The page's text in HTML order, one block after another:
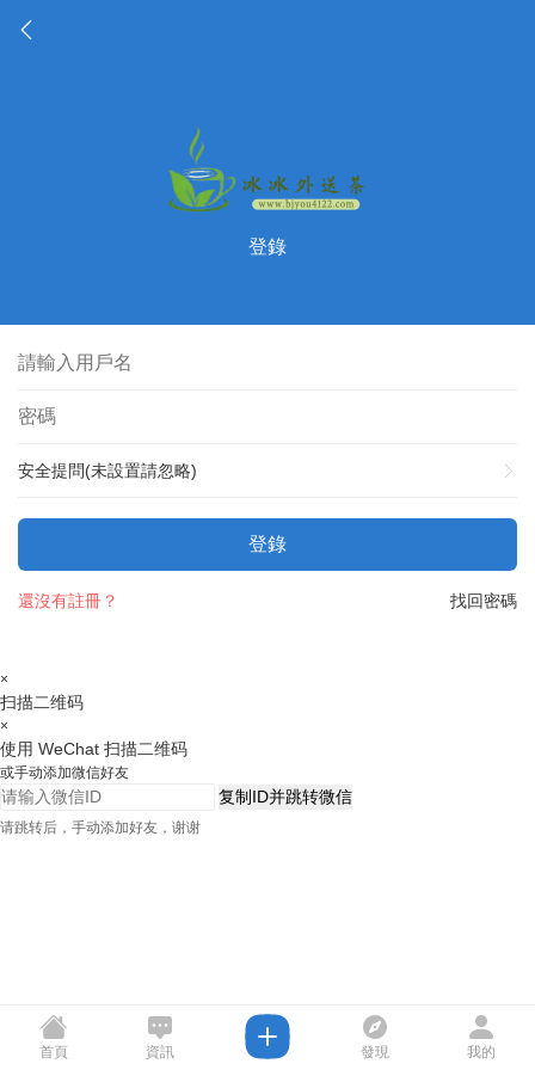
登錄
安全提問(未設置請忽略)
登錄
找回密碼
還沒有註冊？
×
扫描二维码
×
使用 WeChat 扫描二维码
或手动添加微信好友
复制ID并跳转微信
请跳转后，手动添加好友，谢谢
首頁 資訊 發現 我的